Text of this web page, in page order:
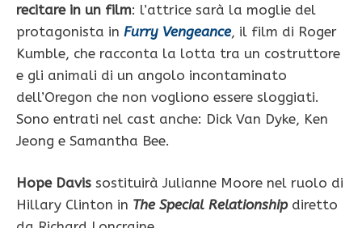
recitare in un film: l’attrice sarà la moglie del
protagonista in Furry Vengeance, il film di Roger
Kumble, che racconta la lotta tra un costruttore
e gli animali di un angolo incontaminato
dell’Oregon che non vogliono essere sloggiati.
Sono entrati nel cast anche: Dick Van Dyke, Ken
Jeong e Samantha Bee.
Hope Davis sostituirà Julianne Moore nel ruolo di
Hillary Clinton in The Special Relationshipdiretto